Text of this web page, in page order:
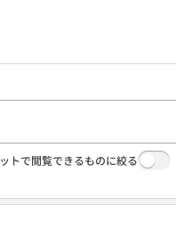
トで閲覧できるものに絞る